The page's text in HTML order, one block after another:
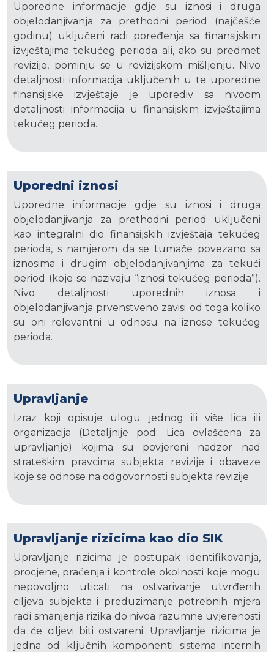
Uporedne informacije gdje su iznosi i druga
objelodanjivanja za prethodni period (najčešće
godinu) uključeni radi poređenja sa finansijskim
izvještajima tekućeg perioda ali, ako su predmet
revizije, pominju se u revizijskom mišljenju. Nivo
detaljnosti informacija uključenih u te uporedne
finansijske izvještaje je uporediv sa nivoom
detaljnosti informacija u finansijskim izvještajima
tekućeg perioda.
Uporedni iznosi
Uporedne informacije gdje su iznosi i druga
objelodanjivanja za prethodni period uključeni
kao integralni dio finansijskih izvještaja tekućeg
perioda, s namjerom da se tumače povezano sa
iznosima i drugim objelodanjivanjima za tekući
period (koje se nazivaju “iznosi tekućeg perioda”).
Nivo detaljnosti uporednih iznosa i
objelodanjivanja prvenstveno zavisi od toga koliko
su oni relevantni u odnosu na iznose tekućeg
perioda.
Upravljanje
Izraz koji opisuje ulogu jednog ili više lica ili
organizacija (Detaljnije pod: Lica ovlašćena za
upravljanje) kojima su povjereni nadzor nad
strateškim pravcima subjekta revizije i obaveze
koje se odnose na odgovornosti subjekta revizije.
Upravljanje rizicima kao dio SIK
Upravljanje rizicima je postupak identifikovanja,
procjene, praćenja i kontrole okolnosti koje mogu
nepovoljno uticati na ostvarivanje utvrđenih
ciljeva subjekta i preduzimanje potrebnih mjera
radi smanjenja rizika do nivoa razumne uvjerenosti
da će ciljevi biti ostvareni. Upravljanje rizicima je
jedna od ključnih komponenti sistema internih